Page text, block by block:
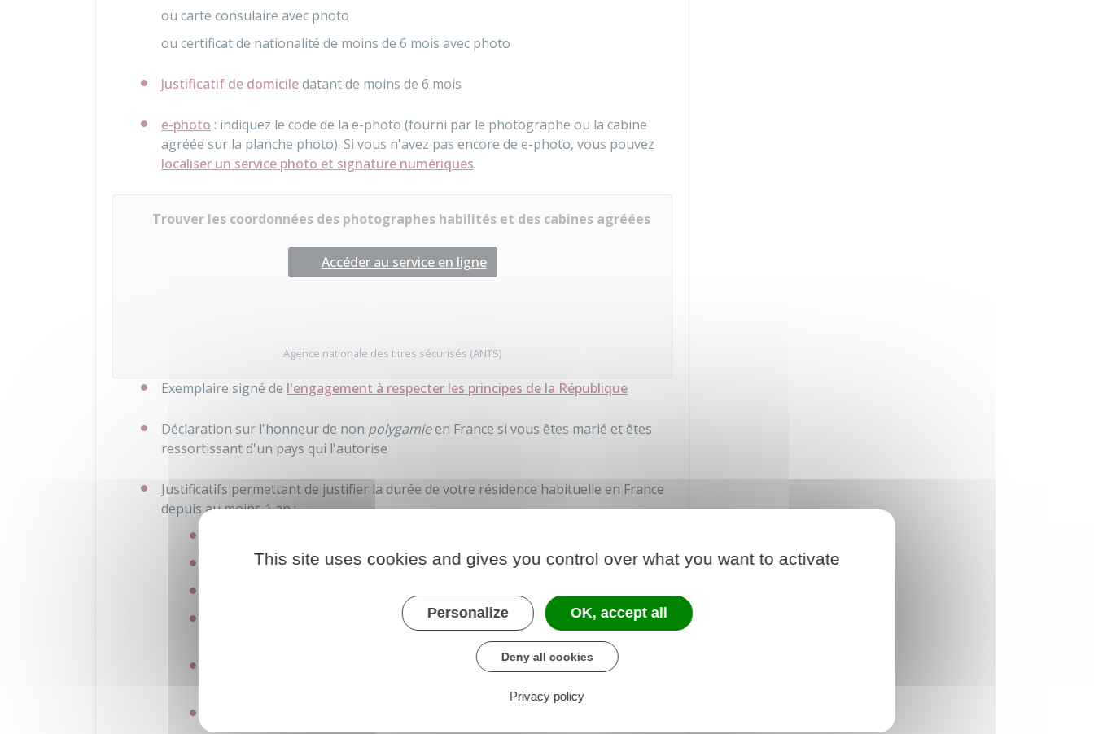
ou carte consulaire avec photo
ou certificat de nationalité de moins de 6 mois avec photo
Justificatif de domiciledatant de moins de 6 mois
e-photo : indiquez le code de la e-photo (fourni par le photographe ou la cabine
agréée sur la planche photo). Si vous n'avez pas encore de e-photo, vous pouvez
localiser un service photo et signature numériques.
Trouver les coordonnées des photographes habilités et des cabines agréées
Accéder au service en ligne
Agence nationale des titres sécurisés (ANTS)
Exemplaire signé de l'engagement à respecter les principes de la République
Déclaration sur l'honneur de non polygamieen France si vous êtes marié et êtes
ressortissant d'un pays qui l'autorise
Justificatifs permettant de justifier la durée de votre résidence habituelle en France
depuis au moins 1 an :
Récépissé de demande de titre de séjour
Documents émanant d'une administration publique (préfecture, service
Documents émanant d'une institution privée (relevés bancaires présentant
This site uses cookies and gives you control over what you want to activate
Personalize OK, accept all
Deny all cookies
Privacy policy